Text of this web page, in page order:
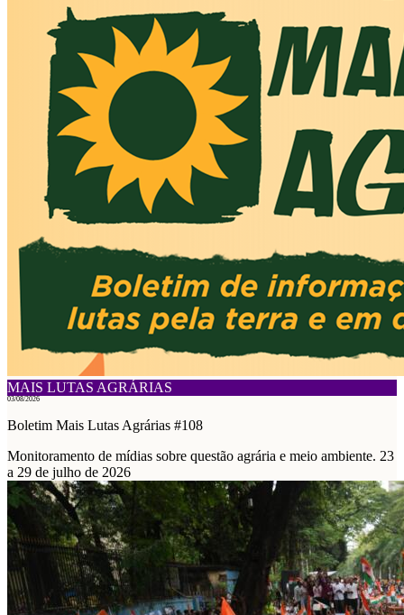
MAIS LUTAS AGRÁRIAS
03/08/2026
Boletim Mais Lutas Agrárias #108
Monitoramento de mídias sobre questão agrária e meio ambiente. 23
a 29 de julho de 2026